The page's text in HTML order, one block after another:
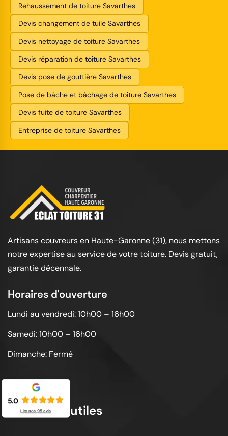
Rehaussement de toiture Savarthes
Devis changement de tuile Savarthes
Devis nettoyage de toiture Savarthes
Devis réparation de toiture Savarthes
Devis pose de gouttière Savarthes
Pose de bâche et bâchage de toiture Savarthes
Devis fuite de toiture Savarthes
Entreprise de toiture Savarthes
Artisans couvreurs en Haute-Garonne (31), nous mettons
notre expertise au service de votre toiture. Devis gratuit,
garantie décennale.
Horaires d'ouverture
Lundi au vendredi: 10h00 – 16h00
Samedi: 10h00 – 16h00
Dimanche: Fermé
Liens utiles
5.0
Lire nos 95avis